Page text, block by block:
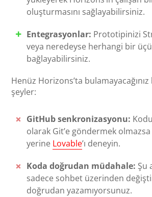
oluşturmasını sağlayabilirsiniz.
Entegrasyonlar: Prototipinizi
veya neredeyse herhangi bir
bağlayabilirsiniz.
Henüz Horizons’ta
şeyler:
GitHub senkronizasyonu:
olarak Git’e göndermek
yerine Lovable’ı deneyin.
Koda doğrudan müdahale: Şu
sadece sohbet üzerinden
doğrudan yazamıyorsunuz.